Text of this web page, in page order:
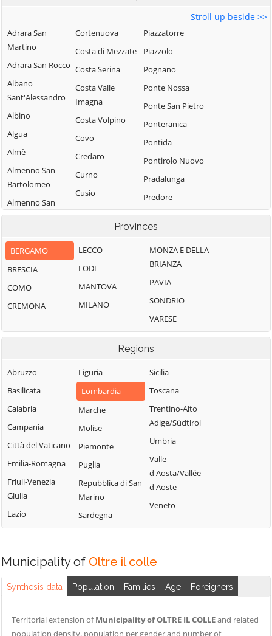
Stroll up beside >>
Adrara San
Martino
Adrara San Rocco
Albano
Sant'Alessandro
Albino
Algua
Almè
Almenno San
Bartolomeo
Almenno San
Salvatore
Lombardo
Ambivere
Antegnate
Arcene
Arzago d'Adda
Aviatico
Azzano San
Paolo
Azzone
Bagnatica
Barbata
Bariano
Barzana
Bedulita
Bergamo
Bianzano
Cortenuova
Costa di Mezzate
Costa Serina
Costa Valle
Imagna
Costa Volpino
Covo
Credaro
Curno
Cusio
Dalmine
Endine Gaiano
Entratico
Fara Gera d'Adda
Fara Olivana con
Filago
Fino del Monte
Fiorano al Serio
Fontanella
Fonteno
Foppolo
Foresto Sparso
Fornovo San
Fuipiano Valle
Gandellino
Gandosso
Gaverina Terme
Gazzaniga
Ghisalba
Piazzatorre
Piazzolo
Pognano
Ponte Nossa
Ponte San Pietro
Ponteranica
Pontida
Pontirolo Nuovo
Pradalunga
Predore
Premolo
Presezzo
Pumenengo
Ranica
Ranzanico
Riva di Solto
Rogno
Roncobello
Roncola
Rota d'Imagna
Rovetta
Bianco
Terme
Terme
Santa Brigida
Sarnico
Schilpario
Provinces
BERGAMO
BRESCIA
COMO
CREMONA
LECCO
LODI
MANTOVA
MILANO
MONZA E DELLA
BRIANZA
PAVIA
SONDRIO
VARESE
Regions
Abruzzo
Basilicata
Calabria
Campania
Città del Vaticano
Emilia-Romagna
Friuli-Venezia
Giulia
Lazio
Liguria
Lombardia
Marche
Molise
Piemonte
Puglia
Repubblica di San
Marino
Sardegna
Sicilia
Toscana
Trentino-Alto
Adige/Südtirol
Umbria
Valle
d'Aosta/Vallée
d'Aoste
Veneto
Municipality of Oltre il colle
Synthesis data Population Families Age Foreigners
Territorial extension ofMunicipality of OLTRE IL COLLEand related
population density, population per gender and number of